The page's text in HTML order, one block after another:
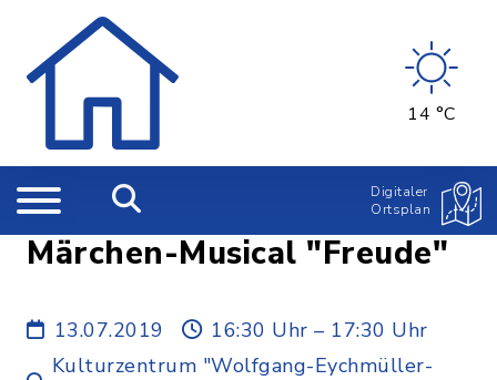
14 °C
Digitaler
Ortsplan
Märchen-Musical "Freude"
13.07.2019
16:30 Uhr – 17:30 Uhr
Kulturzentrum "Wolfgang-Eychmüller-